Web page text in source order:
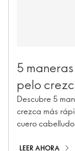
5
pelo
Descubre 5
crezca más
cuero
estos consejos y
LEER AHORA